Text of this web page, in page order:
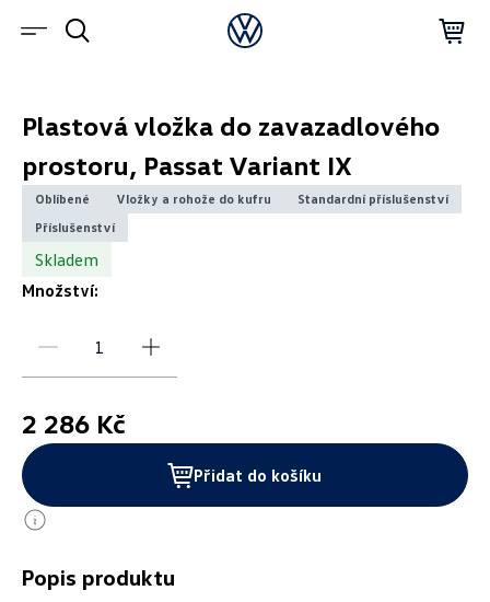
Popis produktu
Plastová vložka do zavazadlového
prostoru, Passat Variant IX
Oblíbené Vložky a rohože do kufru
Standardní příslušenství
Příslušenství
Skladem
Množství:
2 286 Kč
Přidat do košíku